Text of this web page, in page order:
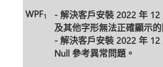
WPF1
- 解決客戶安裝 2022 年
及其他字形無法正確顯示的
- 解決客戶安裝 2022 年
Null 參考異常問題。